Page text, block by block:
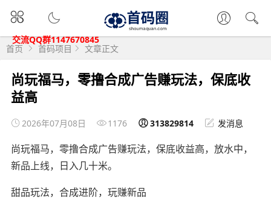
交流QQ群1147670845
首页 首码项目 文章正文
尚玩福马，零撸合成广告赚玩法，保底收
益高
2026年07月08日 1176 313829814 发消息
尚玩福马，零撸合成广告赚玩法，保底收益高，放水中，
新品上线，日入几十米。
甜品玩法，合成进阶，玩赚新品